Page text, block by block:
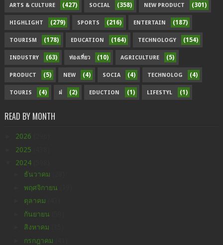
ARTS & CULTURE (427) SOCIAL (358) NEW PRODUCT (301)
HIGHLIGHT (279) SPORTS (216) ENTERTAIN (187)
TOURISM (178) EDUCATION (164) TECHNOLOGY (154)
INDUSTRY (63) ท่องเที่ยว (10) AGRICULTURE (5)
PRODUCT (5) NEW (4) SOCIA (4) TECHNOLOG (4)
TOURIS (4) ฝ (2) EDUCTION (1) LIFESTYL (1)
READ BY MONTH
2026
2025
2024
ธันวาคม
พฤศจิกายน
ตุลาคม
กันยายน
สิงหาคม
กรกฎาคม